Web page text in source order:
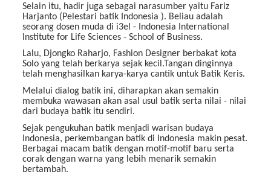
Selain itu, hadir juga sebagai narasumber yaitu Fariz
Harjanto (Pelestari batik Indonesia ). Beliau adalah
seorang dosen muda di i3el - Indonesia International
Institute for Life Sciences - School of Business.
Lalu, Djongko Raharjo, Fashion Designer berbakat kota
Solo yang telah berkarya sejak kecil.Tangan dinginnya
telah menghasilkan karya-karya cantik untuk Batik Keris.
Melalui dialog batik ini, diharapkan akan semakin
membuka wawasan akan asal usul batik serta nilai - nilai
dari budaya batik itu sendiri.
Sejak pengukuhan batik menjadi warisan budaya
Indonesia, perkembangan batik di Indonesia makin pesat.
Berbagai macam batik dengan motif-motif baru serta
corak dengan warna yang lebih menarik semakin
bertambah.